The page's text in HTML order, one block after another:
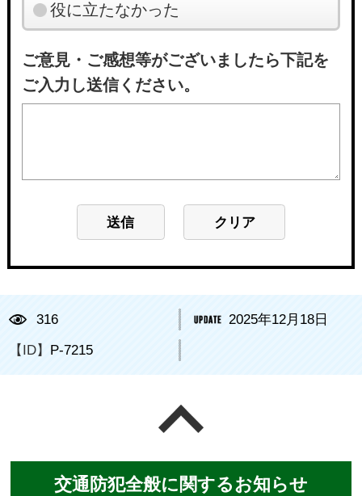
役に立たなかった
ご意見・ご感想等がございましたら下記を
ご入力し送信ください。
316 2025年12月18日
【ID】 P-7215
交通防犯全般に関するお知らせ